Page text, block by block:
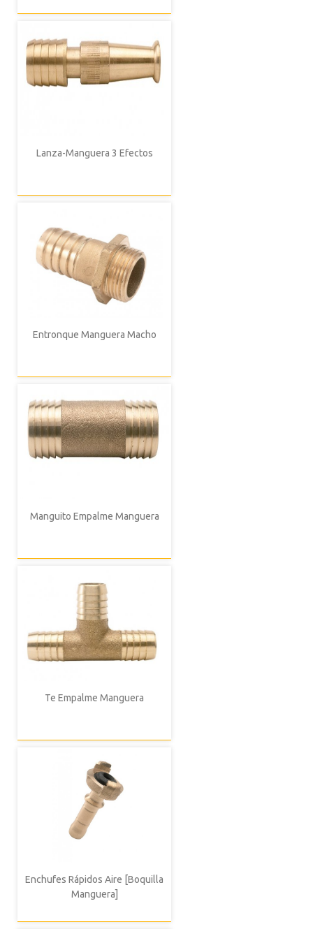
Lanza-Manguera 3 Efectos
Entronque Manguera Macho
Manguito Empalme Manguera
Te Empalme Manguera
Enchufes Rápidos Aire [Boquilla
Manguera]